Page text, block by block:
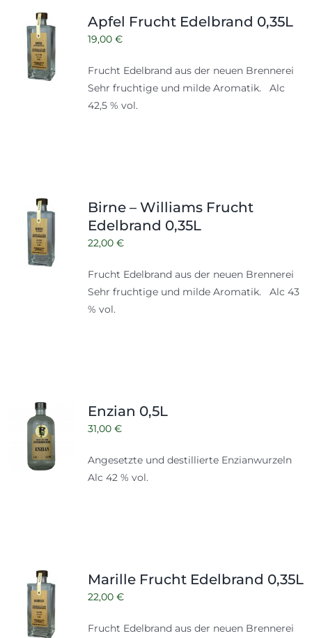
Tabak
Zubehör
Apfel Frucht Edelbrand 0,35L
19,00 €
Frucht Edelbrand aus der neuen Brennerei
Sehr fruchtige und milde Aromatik. Alc
42,5 % vol.
Birne – Williams Frucht
Edelbrand 0,35L
22,00 €
Frucht Edelbrand aus der neuen Brennerei
Sehr fruchtige und milde Aromatik. Alc 43
% vol.
Enzian 0,5L
31,00 €
Angesetzte und destillierte Enzianwurzeln
Alc 42 % vol.
Marille Frucht Edelbrand 0,35L
22,00 €
Frucht Edelbrand aus der neuen Brennerei